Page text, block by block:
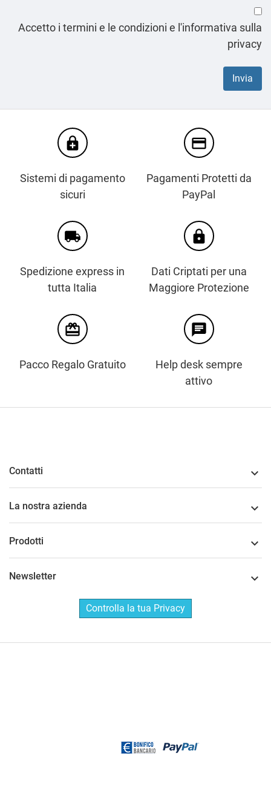
Accetto i termini e le condizioni e l'informativa sulla
privacy
enhanced_encryption
Sistemi di pagamento
sicuri
credit_card
Pagamenti Protetti da
PayPal
local_shipping
Spedizione express in
tutta Italia
https
Dati Criptati per una
Maggiore Protezione
card_giftcard
Pacco Regalo Gratuito
chat
Help desk sempre
attivo
Contatti 
La nostra azienda 
Prodotti 
Newsletter 
Controlla la tua Privacy